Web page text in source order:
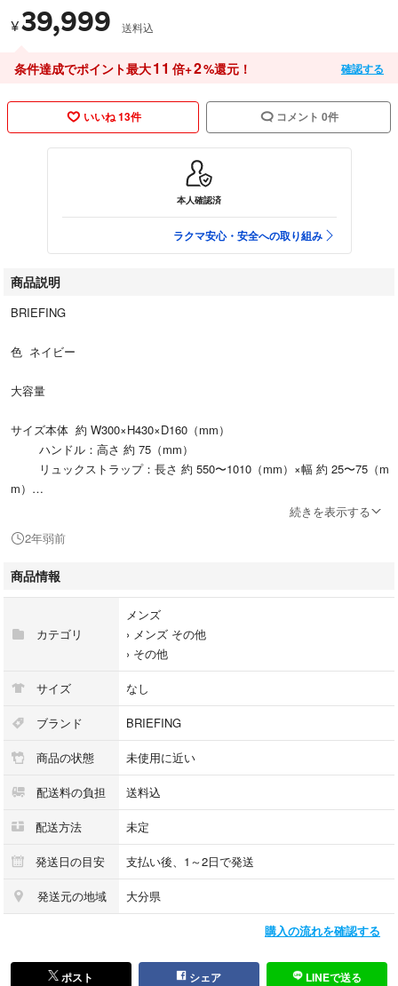
¥39,999 送料込
条件達成でポイント最大11 倍+2%還元！ 確認する
いいね 13件 コメント 0件
本人確認済
ラクマ安心・安全への取り組み
商品説明
BRIEFING
色 ネイビー
大容量
サイズ本体 約 W300×H430×D160（mm）
ハンドル：高さ 約 75（mm）
リュックストラップ：長さ 約 550〜1010（mm）×幅 約 25〜75（m
m）
重量 ｜約 1000グラム
容量 ｜約 20L
仕様 ｜[外側]
・ジップポケット（M）×1［ポケット（S）×2、キーホルダー（取
り外し可能）×1 内蔵］
・ポケット（M）×2
・ジップポケット（S）×1
[内側]
・タブレット収納×1
・ジップポケット（M）×1
・ポケット（S）×2
続きを表示する
2年弱前
商品情報
カテゴリ
メンズ
› メンズ その他
› その他
サイズ なし
ブランド BRIEFING
商品の状態 未使用に近い
配送料の負担 送料込
配送方法 未定
発送日の目安 支払い後、1～2日で発送
発送元の地域 大分県
購入の流れを確認する
ポスト シェア LINEで送る